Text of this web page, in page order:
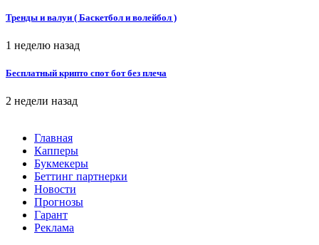
Тренды и валуи ( Баскетбол и волейбол )
1 неделю назад
Бесплатный крипто спот бот без плеча
2 недели назад
Главная
Капперы
Букмекеры
Беттинг партнерки
Новости
Прогнозы
Гарант
Реклама